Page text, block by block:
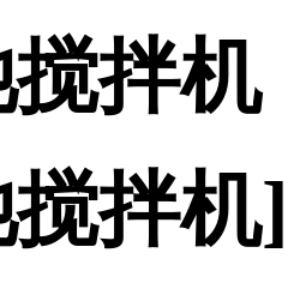
拌机
拌机]